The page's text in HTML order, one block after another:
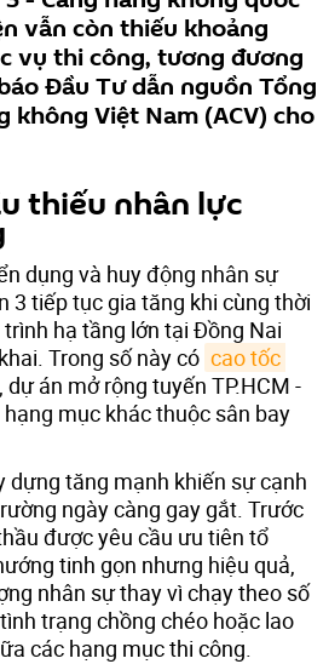
vẫn còn thiếu khoảng
vụ thi công, tương đương
Đầu Tư dẫn nguồn Tổng
không Việt Nam (ACV) cho
thiếu nhân lực
dụng và huy động nhân sự
3 tiếp tục gia tăng khi cùng thời
hạ tầng lớn tại Đồng Nai
Trong số này có cao tốc
, dự án mở rộng tuyến TP.HCM -
mục khác thuộc sân bay
dựng tăng mạnh khiến sự cạnh
ngày càng gay gắt. Trước
được yêu cầu ưu tiên tổ
tinh gọn nhưng hiệu quả,
nhân sự thay vì chạy theo số
trạng chồng chéo hoặc lao
các hạng mục thi công.